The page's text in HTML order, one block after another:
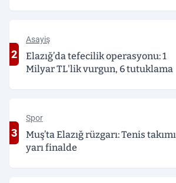
2
Asayiş
Elazığ’da tefecilik operasyonu: 1
Milyar TL'lik vurgun, 6 tutuklama
3
Spor
Muş’ta Elazığ rüzgarı: Tenis takımı
yarı finalde